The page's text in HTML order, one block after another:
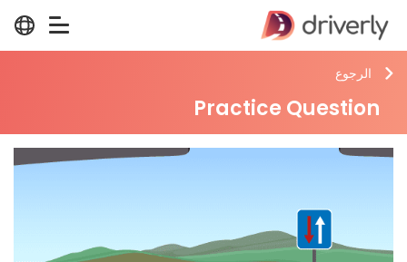
الرجوع
Practice Question